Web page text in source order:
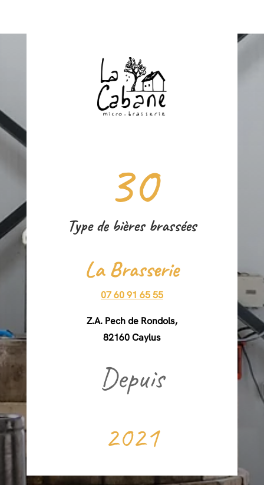
30
Type de bières brassées
La Brasserie
07 60 91 65 55
Z.A. Pech de Rondols,
82160 Caylus
Depuis
2021